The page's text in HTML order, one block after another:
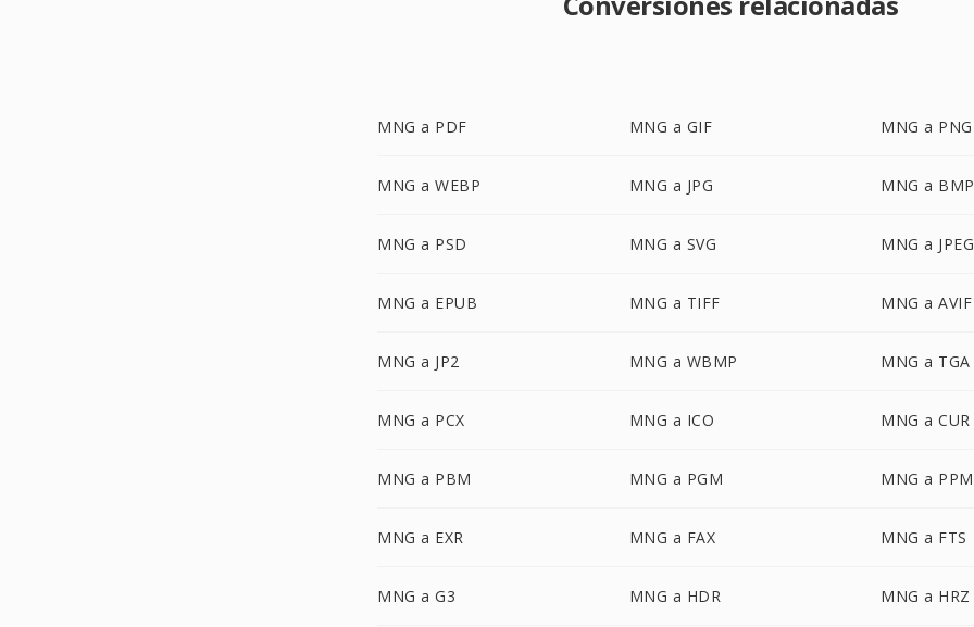
MNG a PDF MNG a GIF MNG a PNG
MNG a WEBP MNG a JPG MNG a BMP
MNG a PSD MNG a SVG MNG a JPEG
MNG a EPUB MNG a TIFF MNG a AVIF
MNG a JP2 MNG a WBMP MNG a TGA
MNG a PCX MNG a ICO MNG a CUR
MNG a PBM MNG a PGM MNG a PPM
MNG a EXR MNG a FAX MNG a FTS
MNG a G3 MNG a HDR MNG a HRZ